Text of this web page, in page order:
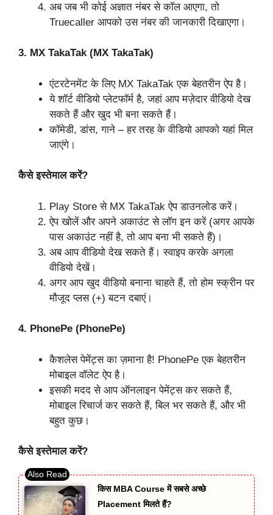
अब जब भी कोई अज्ञात नंबर से कॉल आएगा, तो
Truecaller आपको उस नंबर की जानकारी दिखाएगा।
3. MX TakaTak (MX TakaTak)
एंटरटेनमेंट के लिए MX TakaTak एक बेहतरीन ऐप है।
ये शॉर्ट वीडियो प्लेटफॉर्म है, जहां आप मज़ेदार वीडियो देख
सकते हैं और खुद भी बना सकते हैं।
कॉमेडी, डांस, गाने – हर तरह के वीडियो आपको यहां मिल
जाएंगे।
कैसे इस्तेमाल करें?
Play Store से MX TakaTak ऐप डाउनलोड करें।
ऐप खोलें और अपने अकाउंट से लॉग इन करें (अगर आपके
पास अकाउंट नहीं है, तो आप बना भी सकते हैं)।
अब आप वीडियो देख सकते हैं। स्वाइप करके अगला
वीडियो देखें।
अगर आप खुद वीडियो बनाना चाहते हैं, तो होम स्क्रीन पर
मौजूद प्लस (+) बटन दबाएं।
4. PhonePe (PhonePe)
कैशलेस पेमेंट्स का ज़माना है! PhonePe एक बेहतरीन
मोबाइल वॉलेट ऐप है।
इसकी मदद से आप ऑनलाइन पेमेंट्स कर सकते हैं,
मोबाइल रिचार्ज कर सकते हैं, बिल भर सकते हैं, और भी
बहुत कुछ।
कैसे इस्तेमाल करें?
किस MBA Course में सबसे अच्छे
Placement मिलते हैं?